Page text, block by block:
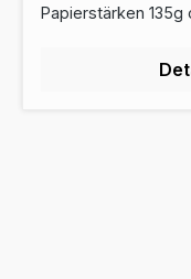
Papierstärken 135g
Papier 4/4 farbiger
genauen